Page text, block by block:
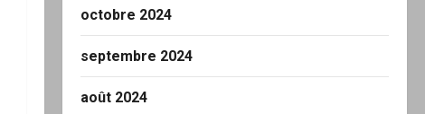
octobre 2024
septembre 2024
août 2024